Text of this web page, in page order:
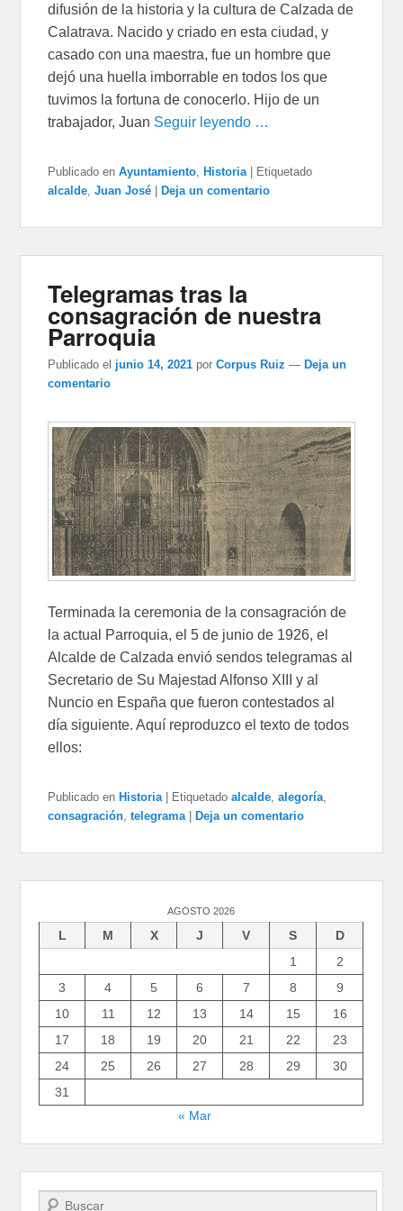
difusión de la historia y la cultura de Calzada de
Calatrava. Nacido y criado en esta ciudad, y
casado con una maestra, fue un hombre que
dejó una huella imborrable en todos los que
tuvimos la fortuna de conocerlo. Hijo de un
trabajador, Juan Seguir leyendo …
Publicado en Ayuntamiento, Historia
Etiquetado
alcalde,Juan José Deja un comentario
Telegramas tras la
consagración de nuestra
Parroquia
Publicado el junio 14, 2021 porCorpus Ruiz — Deja un
comentario
Terminada la ceremonia de la consagración de
la actual Parroquia, el 5 de junio de 1926, el
Alcalde de Calzada envió sendos telegramas al
Secretario de Su Majestad Alfonso XIII y al
Nuncio en España que fueron contestados al
día siguiente. Aquí reproduzco el texto de todos
ellos:
Publicado en Historia Etiquetado alcalde,alegoría,
consagración,telegrama Deja un comentario
AGOSTO 2026
L M X J V S
D
1
2
3
4 5 6 7 8
9
10
11 12 13 14 15
16
17
18 19 20 21 22
23
24
25 26 27 28 29
30
31
« Mar
Buscar